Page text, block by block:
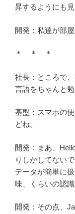
昇するようにも見
開発：私達が部
＊ ＊ ＊
社長：ところで
言語をちゃんと
基盤：スマホの
どね。
開発：まあ、
りしかしてない
データが簡単に
味、くらいの認識
開発：その点、